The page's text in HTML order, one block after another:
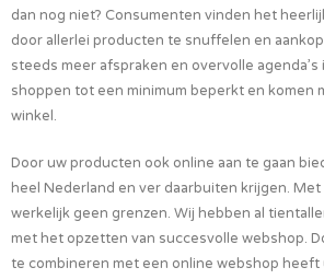
dan nog niet? Consumenten vinden het
door allerlei producten te snuffelen en
steeds meer afspraken en overvolle agenda’s
shoppen tot een minimum beperkt en komen
winkel.
Door uw producten ook online aan te gaan
heel Nederland en ver daarbuiten krijgen.
werkelijk geen grenzen. Wij hebben al
met het opzetten van succesvolle webshop.
te combineren met een online webshop heeft